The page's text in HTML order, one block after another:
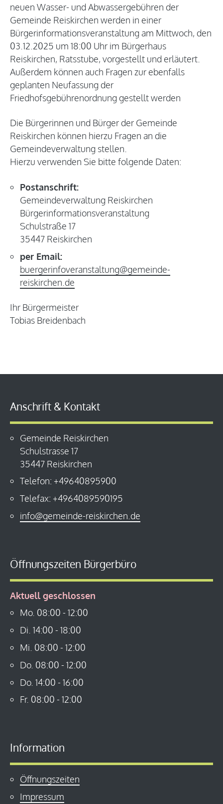
neuen Wasser- und Abwassergebühren der
Gemeinde Reiskirchen werden in einer
Bürgerinformationsveranstaltung am Mittwoch, den
03.12.2025 um 18:00 Uhr im Bürgerhaus
Reiskirchen, Ratsstube, vorgestellt und erläutert.
Außerdem können auch Fragen zur ebenfalls
geplanten Neufassung der
Friedhofsgebührenordnung gestellt werden
Die Bürgerinnen und Bürger der Gemeinde
Reiskirchen können hierzu Fragen an die
Gemeindeverwaltung stellen.
Hierzu verwenden Sie bitte folgende Daten:
Postanschrift:
Gemeindeverwaltung Reiskirchen
Bürgerinformationsveranstaltung
Schulstraße 17
35447 Reiskirchen
per Email:
buergerinfoveranstaltung@gemeinde-
reiskirchen.de
Ihr Bürgermeister
Tobias Breidenbach
Anschrift & Kontakt
Gemeinde Reiskirchen
Schulstrasse 17
35447 Reiskirchen
Telefon: +49640895900
Telefax: +4964089590195
info@gemeinde-reiskirchen.de
Öffnungszeiten Bürgerbüro
Aktuell geschlossen
Mo. 08:00 - 12:00
Di. 14:00 - 18:00
Mi. 08:00 - 12:00
Do. 08:00 - 12:00
Do. 14:00 - 16:00
Fr. 08:00 - 12:00
Information
Öffnungszeiten
Impressum